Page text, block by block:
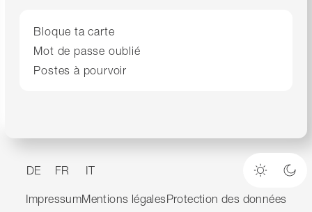
Bloque ta carte
Mot de passe oublié
Postes à pourvoir
DE FR IT
Mode
ImpressumMentions légales Protection des données